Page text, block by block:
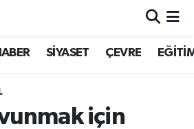
SİYASET ÇEVRE
için